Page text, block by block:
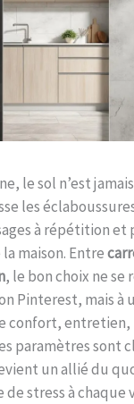
le sol n’est
les
à répétition et
maison. Entre
, le bon choix ne se
Pinterest, mais à
confort,
paramètres sont
un allié du
de stress à chaque